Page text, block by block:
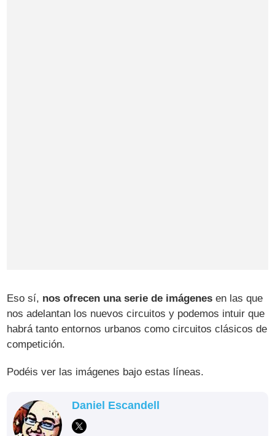
Eso sí, nos ofrecen una serie de imágenes en las que
nos adelantan los nuevos circuitos y podemos intuir que
habrá tanto entornos urbanos como circuitos clásicos de
competición.
Podéis ver las imágenes bajo estas líneas.
Daniel Escandell